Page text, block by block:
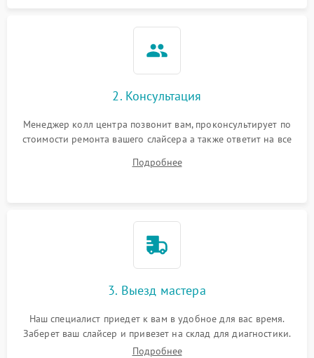
2. Консультация
Менеджер колл центра позвонит вам, проконсультирует по
стоимости ремонта вашего слайсера а также ответит на все
Подробнее
3. Выезд мастера
Наш специалист приедет к вам в удобное для вас время.
Заберет ваш слайсер и привезет на склад для диагностики.
Подробнее